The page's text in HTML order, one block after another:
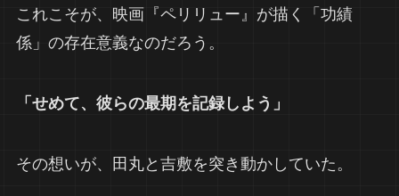
これこそが、映画『ペリリュー』が描く「功績
係」の存在意義なのだろう。
「せめて、彼らの最期を記録しよう」
その想いが、田丸と吉敷を突き動かしていた。